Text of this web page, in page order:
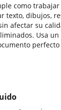
como
texto, dibujos,
afectar su
Usa un